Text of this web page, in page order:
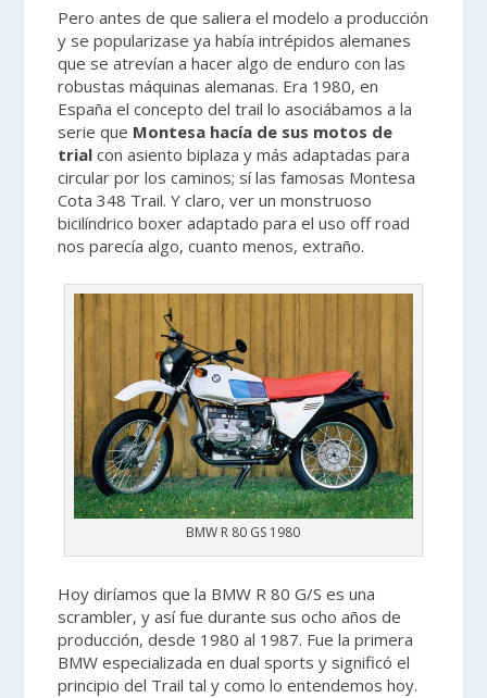
Pero antes de que saliera el modelo a producción
y se popularizase ya había intrépidos alemanes
que se atrevían a hacer algo de enduro con las
robustas máquinas alemanas. Era 1980, en
España el concepto del trail lo asociábamos a la
serie que Montesa hacía de sus motos de
trialcon asiento biplaza y más adaptadas para
circular por los caminos; sí las famosas Montesa
Cota 348 Trail. Y claro, ver un monstruoso
bicilíndrico boxer adaptado para el uso off road
nos parecía algo, cuanto menos, extraño.
BMW R 80 GS 1980
Hoy diríamos que la BMW R 80 G/S es una
scrambler, y así fue durante sus ocho años de
producción, desde 1980 al 1987. Fue la primera
BMW especializada en dual sports y significó el
principio del Trail tal y como lo entendemos hoy.